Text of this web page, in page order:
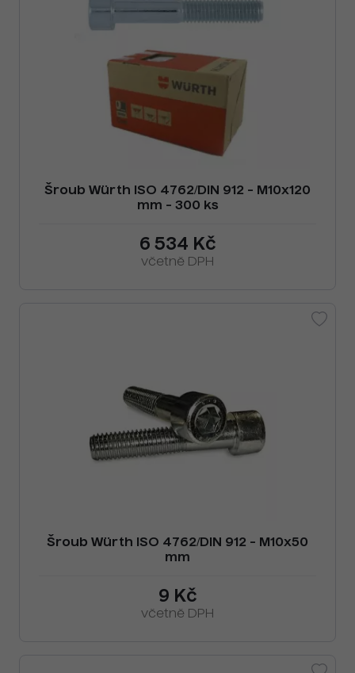
Šroub Würth ISO 4762/DIN 912 - M10x120
mm - 300 ks
6 534 Kč
včetně DPH
Šroub Würth ISO 4762/DIN 912 - M10x50
mm
9 Kč
včetně DPH